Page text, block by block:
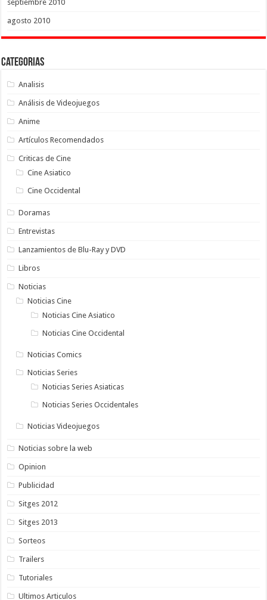
septiembre 2010
agosto 2010
Categorias
Analisis
Análisis de Videojuegos
Anime
Artículos Recomendados
Criticas de Cine
Cine Asiatico
Cine Occidental
Doramas
Entrevistas
Lanzamientos de Blu-Ray y DVD
Libros
Noticias
Noticias Cine
Noticias Cine Asiatico
Noticias Cine Occidental
Noticias Comics
Noticias Series
Noticias Series Asiaticas
Noticias Series Occidentales
Noticias Videojuegos
Noticias sobre la web
Opinion
Publicidad
Sitges 2012
Sitges 2013
Sorteos
Trailers
Tutoriales
Ultimos Articulos